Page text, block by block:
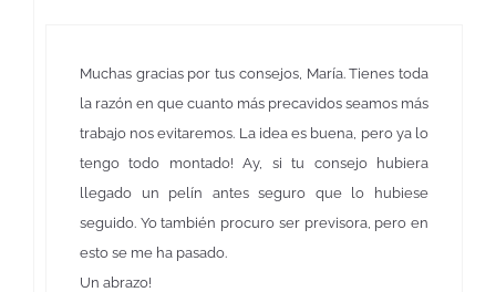
Muchas gracias por tus consejos, María. Tienes toda
la razón en que cuanto más precavidos seamos más
trabajo nos evitaremos. La idea es buena, pero ya lo
tengo todo montado! Ay, si tu consejo hubiera
llegado un pelín antes seguro que lo hubiese
seguido. Yo también procuro ser previsora, pero en
esto se me ha pasado.
Un abrazo!